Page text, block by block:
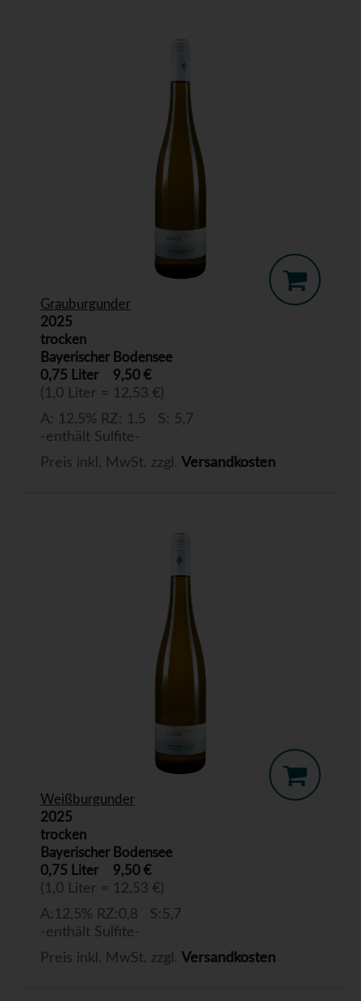
Grauburgunder
2025
trocken
Bayerischer Bodensee
0,75 Liter
9,50 €
(1,0 Liter = 12,53 €)
A: 12,5% RZ: 1,5 S: 5,7
-enthält Sulfite-
Preis inkl. MwSt. zzgl. Versandkosten
Weißburgunder
2025
trocken
Bayerischer Bodensee
0,75 Liter
9,50 €
(1,0 Liter = 12,53 €)
A:12,5% RZ:0,8 S:5,7
-enthält Sulfite-
Preis inkl. MwSt. zzgl. Versandkosten